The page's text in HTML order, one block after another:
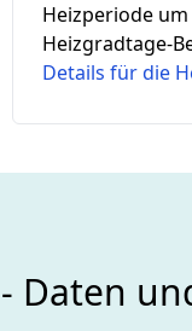
Heizperiode
Heizgradtage-
Details für die
Daten